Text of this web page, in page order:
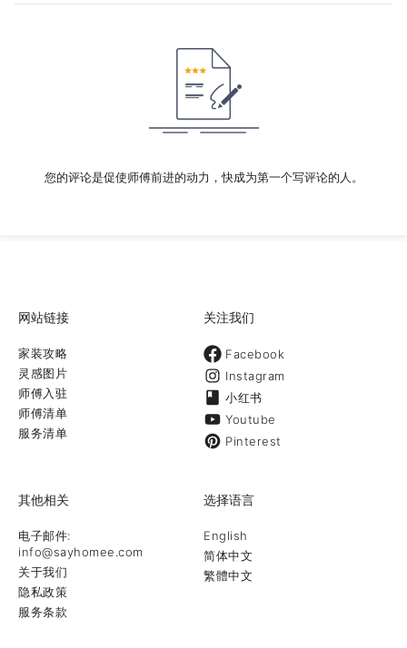
您的评论是促使师傅前进的动力，快成为第一个写评论的人。
网站链接
家装攻略
灵感图片
师傅入驻
师傅清单
服务清单
关注我们
Facebook
Instagram
小红书
Youtube
Pinterest
其他相关
电子邮件:
info@sayhomee.com
关于我们
隐私政策
服务条款
选择语言
English
简体中文
繁體中文